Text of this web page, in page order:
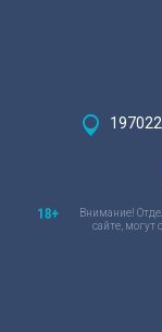
Внимание!
сайте, могут